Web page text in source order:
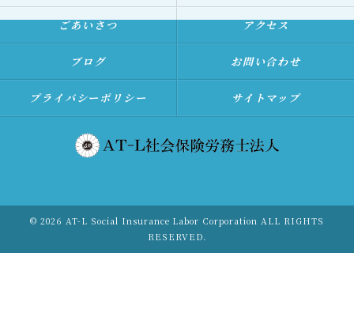
ごあいさつ アクセス
ブログ お問い合わせ
プライバシーポリシー サイトマップ
© 2026 AT-L Social Insurance Labor Corporation ALL RIGHTS
RESERVED.